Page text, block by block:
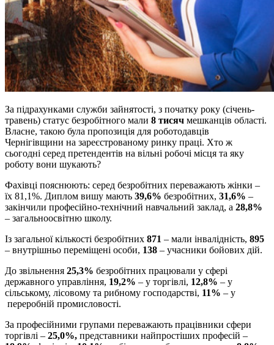
За підрахунками служби зайнятості, з початку року (січень-
травень) статус безробітного мали 8 тисяч мешканців області.
Власне, такою була пропозиція для роботодавців
Чернігівщини на зареєстрованому ринку праці. Хто ж
сьогодні серед претендентів на вільні робочі місця та яку
роботу вони шукають?
Фахівці пояснюють: серед безробітних переважають жінки –
їх 81,1%. Диплом вишу мають 39,6% безробітних, 31,6% –
закінчили професійно-технічний навчальний заклад, а 28,8%
– загальноосвітню школу.
Із загальної кількості безробітних 871 – мали інвалідність, 895
– внутрішньо переміщені особи, 138 – учасники бойових дій.
До звільнення 25,3% безробітних працювали у сфері
державного управління, 19,2% – у торгівлі, 12,8% – у
сільському, лісовому та рибному господарстві, 11% – у
переробній промисловості.
За професійними групами переважають працівники сфери
торгівлі – 25,0%, представники найпростіших професій –